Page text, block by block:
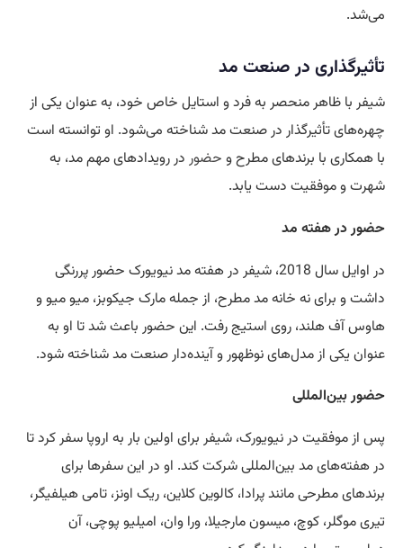
می‌شد.
تأثیرگذاری در صنعت مد
شیفر با ظاهر منحصر به فرد و استایل خاص خود، به عنوان یکی از
چهره‌های تأثیرگذار در صنعت مد شناخته می‌شود. او توانسته است
با همکاری با برندهای مطرح و حضور در رویدادهای مهم مد، به
شهرت و موفقیت دست یابد.
حضور در هفته مد
در اوایل سال 2018، شیفر در هفته مد نیویورک حضور پررنگی
داشت و برای نه خانه مد مطرح، از جمله مارک جیکوبز، میو میو و
هاوس آف هلند، روی استیج رفت. این حضور باعث شد تا او به
عنوان یکی از مدل‌های نوظهور و آینده‌دار صنعت مد شناخته شود.
حضور بین‌المللی
پس از موفقیت در نیویورک، شیفر برای اولین بار به اروپا سفر کرد تا
در هفته‌های مد بین‌المللی شرکت کند. او در این سفرها برای
برندهای مطرحی مانند پرادا، کالوین کلاین، ریک اونز، تامی هیلفیگر،
تیری موگلر، کوچ، میسون مارجیلا، ورا وان، امیلیو پوچی، آن